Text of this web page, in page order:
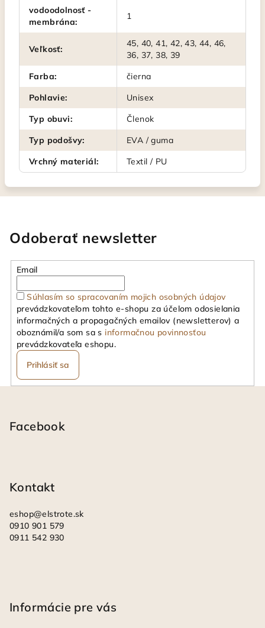
vodoodolnosť -
membrána:
1
Veľkosť:
45, 40, 41, 42, 43, 44, 46,
36, 37, 38, 39
Farba:
čierna
Pohlavie:
Unisex
Typ obuvi:
Členok
Typ podošvy:
EVA / guma
Vrchný materiál: Textil / PU
Odoberať newsletter
Email
Súhlasím so spracovaním mojich osobných údajov
prevádzkovateľom tohto e-shopu za účelom odosielania
informačných a propagačných emailov (newsletterov) a
oboznámil/a som sa s informačnou povinnosťou
prevádzkovateľa eshopu.
Prihlásiť sa
Facebook
Kontakt
eshop@elstrote.sk
0910 901 579
0911 542 930
Informácie pre vás